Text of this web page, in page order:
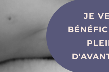
JE